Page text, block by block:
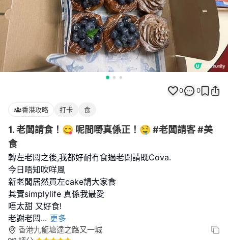
0 0
香港攻略 打卡 食
1. 老闆請食！😋 呢間嘢真係正！🤤 #老闆請客 #美
食
轉左老闆之後,我都好耐冇食過老闆請既Cova.
今日唔知吹咩風
新老闆居然買左cake請大家食
其實simplylife 真係我最愛
唔太甜 又好食!
老謝老闆... 更多
香港九龍塘達之路又一城